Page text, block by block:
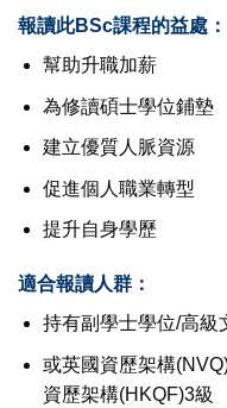
報讀此BSc課程的益處：
幫助升職加薪
為修讀碩士學位鋪墊
建立優質人脈資源
促進個人職業轉型
提升自身學歷
適合報讀人群：
持有副學士學位/高級
或英國資歷架構
資歷架構(HKQF)3級